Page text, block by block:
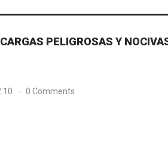
PELIGROSAS Y
0 Comments